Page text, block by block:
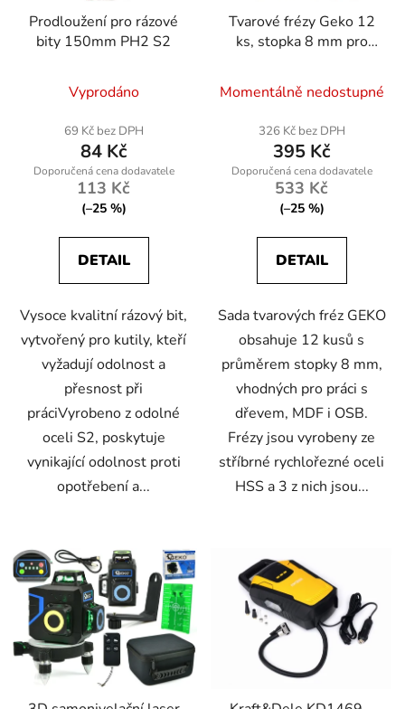
Prodloužení pro rázové
bity 150mm PH2 S2
Vyprodáno
69 Kč bez DPH
84 Kč
113 Kč
(–25 %)
DETAIL
Vysoce kvalitní rázový bit,
vytvořený pro kutily, kteří
vyžadují odolnost a
přesnost při
práciVyrobeno z odolné
oceli S2, poskytuje
vynikající odolnost proti
opotřebení a...
Tvarové frézy Geko 12
ks, stopka 8 mm pro
Momentálně nedostupné
326 Kč bez DPH
395 Kč
533 Kč
(–25 %)
DETAIL
Sada tvarových fréz GEKO
obsahuje 12 kusů s
průměrem stopky 8 mm,
vhodných pro práci s
dřevem, MDF i OSB.
Frézy jsou vyrobeny ze
stříbrné rychlořezné oceli
HSS a 3 z nich jsou...